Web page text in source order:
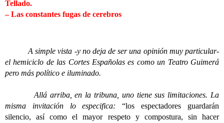
Tellado.
– Las constantes fugas de cerebros
A simple vista -y no deja de ser una opinión muy particular-
el hemiciclo de las Cortes Españolas es como un Teatro Guimerá
pero más político e iluminado.
Allá arriba, en la tribuna, uno tiene sus limitaciones. La
misma invitación lo especifica:“los espectadores guardarán
silencio, así como el mayor respeto y compostura, sin hacer